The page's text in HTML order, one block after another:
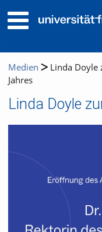
Medien
Linda Doyle
Jahres